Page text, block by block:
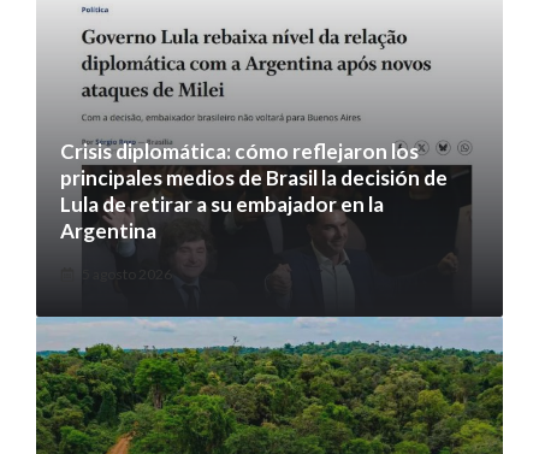
Crisis diplomática: cómo reflejaron los
principales medios de Brasil la decisión de
Lula de retirar a su embajador en la
Argentina
5 agosto 2026